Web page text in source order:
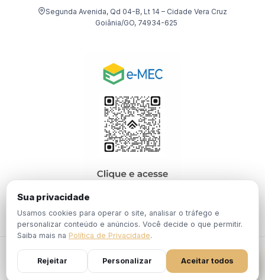
Segunda Avenida, Qd 04-B, Lt 14 – Cidade Vera Cruz
Goiânia/GO, 74934-625
© 2026 EBPÓS. Todos os direitos reservados.
Política de
Privacidade
Termos de
Uso
Portaria Nº 1.201, de 19 de Dezembro de
2024
Sua privacidade
Usamos cookies para operar o site, analisar o tráfego e
personalizar conteúdo e anúncios. Você decide o que permitir.
Saiba mais na Política de Privacidade.
Rejeitar Personalizar Aceitar todos